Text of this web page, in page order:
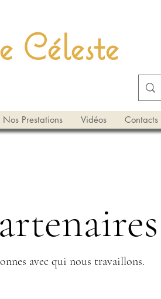
Céleste
Nos Prestations Vidéos Contacts
avec qui nous travaillons.